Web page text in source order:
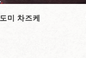
도미 차즈케